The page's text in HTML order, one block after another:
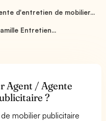
d'entretien de mobilier...
Entretien...
Agent / Agente
?
mobilier publicitaire